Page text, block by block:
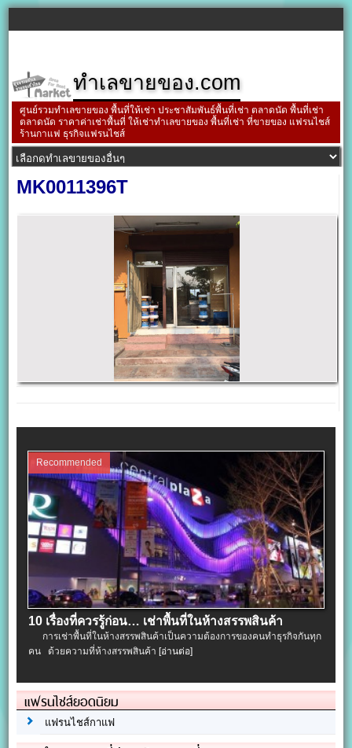
ทำเลขายของ.com
ศูนย์รวมทำเลขายของ พื้นที่ให้เช่า ประชาสัมพันธ์พื้นที่เช่า ตลาดนัด พื้นที่เช่า
ตลาดนัด ราคาค่าเช่าพื้นที่ ให้เช่าทำเลขายของ พื้นที่เช่า ที่ขายของ แฟรนไชส์
ร้านกาแฟ ธุรกิจแฟรนไชส์
MK0011396T
Recommended
10 เรื่องที่ควรรู้ก่อน… เช่าพื้นที่ในห้างสรรพสินค้า
การเช่าพื้นที่ในห้างสรรพสินค้าเป็นความต้องการของคนทำธุรกิจกันทุก
คน ด้วยความที่ห้างสรรพสินค้า [อ่านต่อ]
แฟรนไชส์ยอดนิยม
แฟรนไชส์กาแฟ